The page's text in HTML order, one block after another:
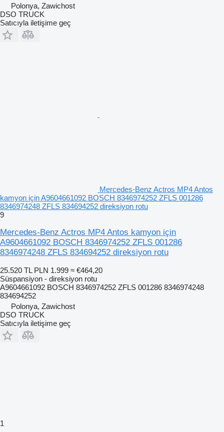
Polonya, Zawichost
DSO TRUCK
Satıcıyla iletişime geç
Mercedes-Benz Actros MP4 Antos
kamyon için A9604661092 BOSCH 8346974252 ZFLS 001286
8346974248 ZFLS 834694252 direksiyon rotu
9
Mercedes-Benz Actros MP4 Antos kamyon için
A9604661092 BOSCH 8346974252 ZFLS 001286
8346974248 ZFLS 834694252 direksiyon rotu
25.520 TL PLN 1.999 ≈ €464,20
Süspansiyon - direksiyon rotu
A9604661092 BOSCH 8346974252 ZFLS 001286 8346974248
834694252
Polonya, Zawichost
DSO TRUCK
Satıcıyla iletişime geç
1